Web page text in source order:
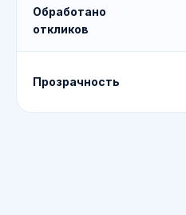
Обработано
откликов
Прозрачность